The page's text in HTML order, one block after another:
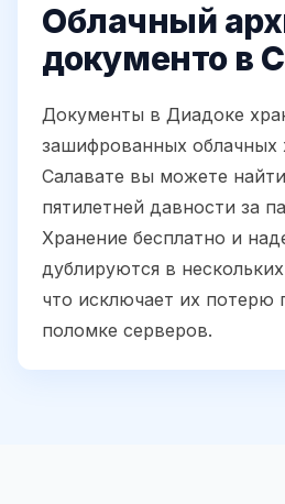
Облачный
документо в
Документы в Диадоке
зашифрованных облачных
Салавате вы можете
пятилетней давности за
Хранение бесплатно и
дублируются в
что исключает их потерю
поломке серверов.